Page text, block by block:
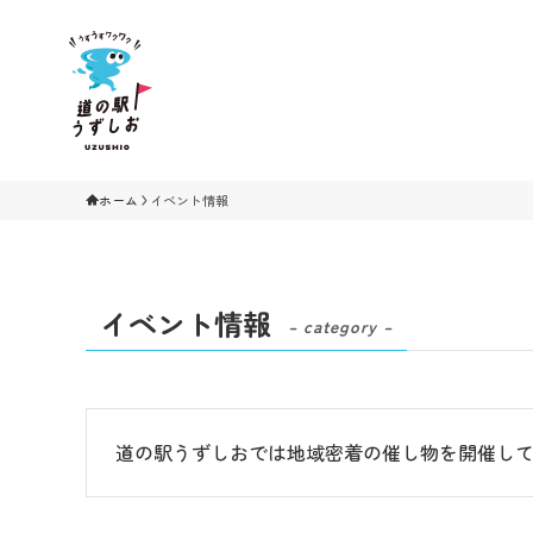
ホーム イベント情報
イベント情報 – category –
道の駅うずしおでは地域密着の催し物を開催し